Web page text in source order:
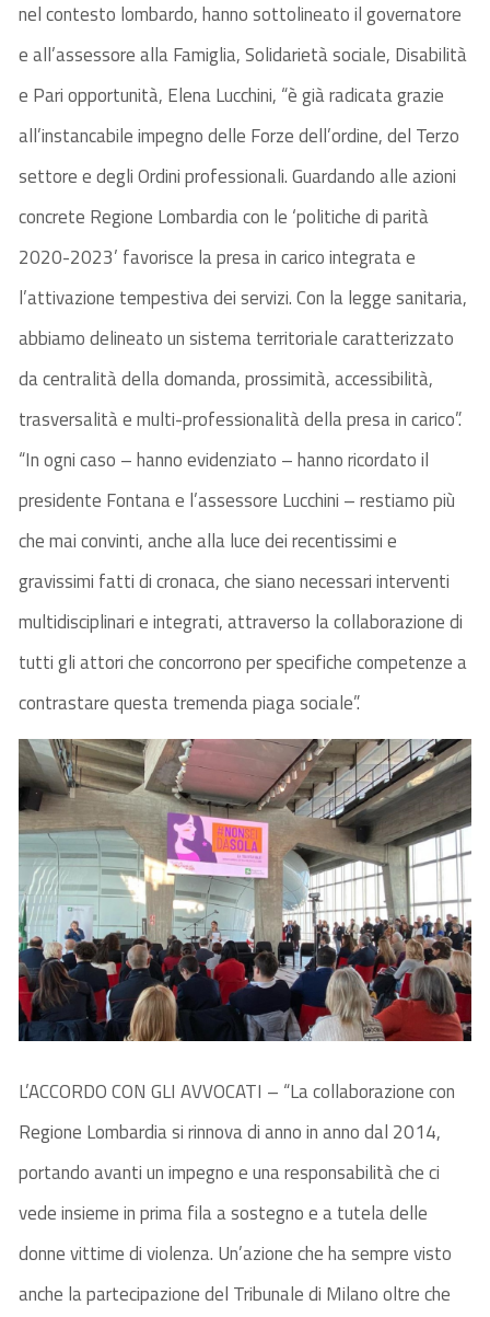
nel contesto lombardo, hanno sottolineato il governatore
e all’assessore alla Famiglia, Solidarietà sociale, Disabilità
e Pari opportunità, Elena Lucchini, “è già radicata grazie
all’instancabile impegno delle Forze dell’ordine, del Terzo
settore e degli Ordini professionali. Guardando alle azioni
concrete Regione Lombardia con le ‘politiche di parità
2020-2023’ favorisce la presa in carico integrata e
l’attivazione tempestiva dei servizi. Con la legge sanitaria,
abbiamo delineato un sistema territoriale caratterizzato
da centralità della domanda, prossimità, accessibilità,
trasversalità e multi-professionalità della presa in carico”.
“In ogni caso – hanno evidenziato – hanno ricordato il
presidente Fontana e l’assessore Lucchini – restiamo più
che mai convinti, anche alla luce dei recentissimi e
gravissimi fatti di cronaca, che siano necessari interventi
multidisciplinari e integrati, attraverso la collaborazione di
tutti gli attori che concorrono per specifiche competenze a
contrastare questa tremenda piaga sociale”.
L’ACCORDO CON GLI AVVOCATI – “La collaborazione con
Regione Lombardia si rinnova di anno in anno dal 2014,
portando avanti un impegno e una responsabilità che ci
vede insieme in prima fila a sostegno e a tutela delle
donne vittime di violenza. Un’azione che ha sempre visto
anche la partecipazione del Tribunale di Milano oltre che